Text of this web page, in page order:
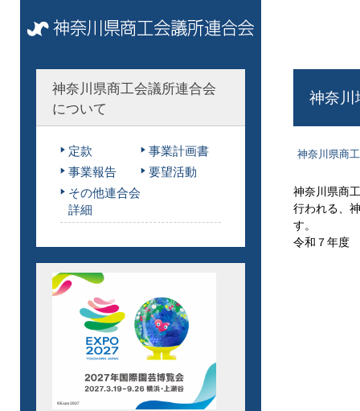
神奈川
神奈川県商
神奈川県商
行われる、
す。
令和７年度
神奈川県商工会議所連合会
について
定款
事業計画書
事業報告
要望活動
その他連合会
詳細